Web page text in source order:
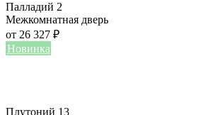
Палладий 2
Межкомнатная дверь
от 26 327 ₽
Новинка
Плутоний 13